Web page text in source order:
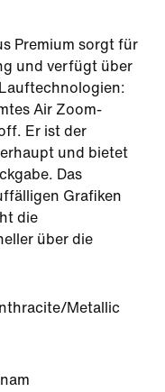
Premium sorgt für
und verfügt über
Air Zoom-
Er ist der
und bietet
Das
Grafiken
die
über die
Metallic